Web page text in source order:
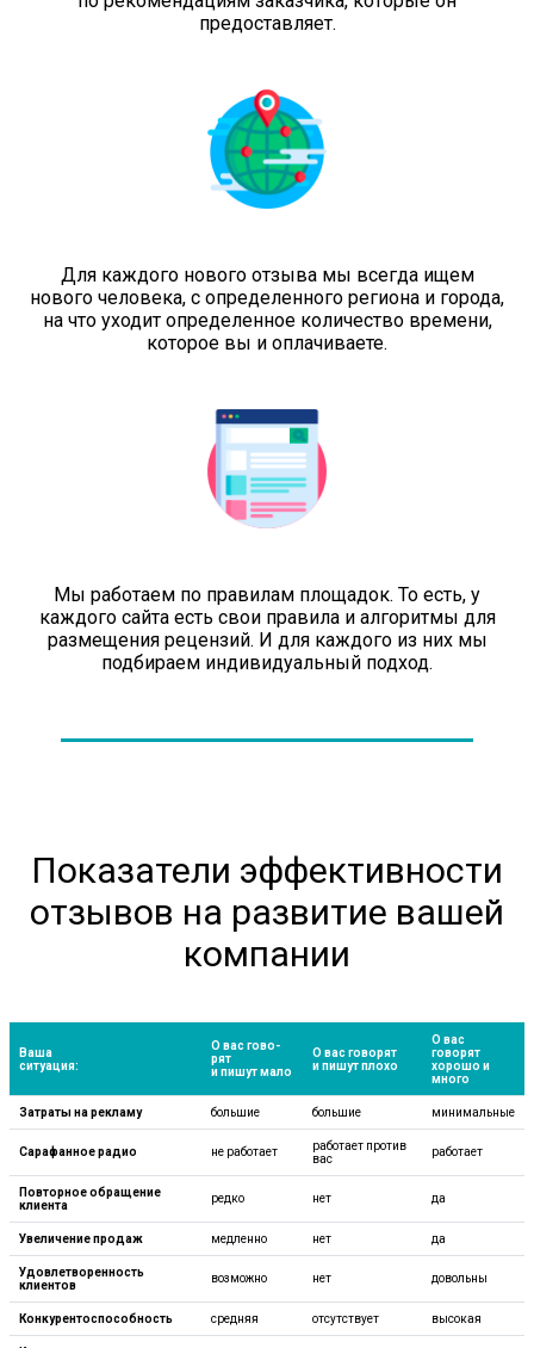
предоставляет.
Для каждого нового отзыва мы всегда ищем
нового человека, с определенного региона и города,
на что уходит определенное количество времени,
которое вы и оплачиваете.
Мы работаем по правилам площадок. То есть, у
каждого сайта есть свои правила и алгоритмы для
размещения рецензий. И для каждого из них мы
подбираем индивидуальный подход.
Показатели эффективности
отзывов на развитие вашей
компании
Ваша
ситуация:
О вас гово­
рят
и пишут мало
О вас гово­рят
и пишут плохо
О вас
говорят
хорошо и
много
Затраты на рекламу большие большие минимальные
Сарафанное радио не работает
работает против
вас
работает
Повторное обращение
клиента
редко нет да
Увеличение продаж медленно нет да
Удовлетворен­ность
клиентов
возможно нет довольны
Конкуренто­способность средняя отсутствует высокая